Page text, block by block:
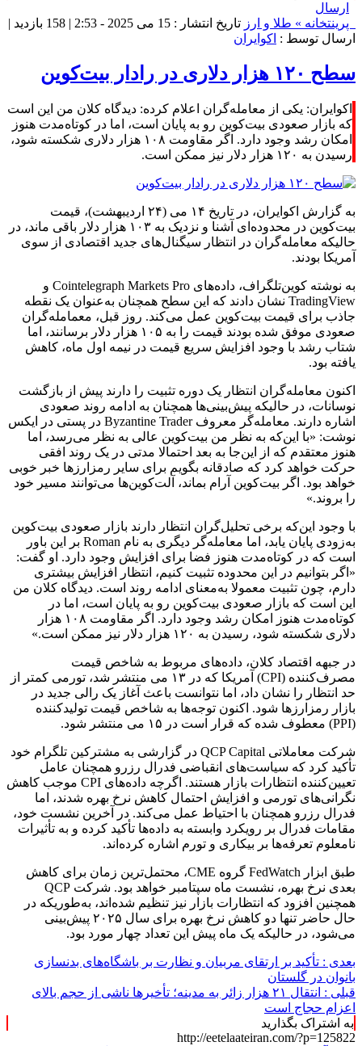
ارسال
پرینتخانه » طلا و ارز تاریخ انتشار : 15 می 2025 - 2:53 | 158 بازدید
|
ارسال توسط : اکوایران
سطح ۱۲۰ هزار دلاری در رادار بیت‌کوین
اکوایران: یکی از معامله‌گران اعلام کرده: دیدگاه کلان من این است
که بازار صعودی بیت‌کوین رو به پایان است، اما در کوتاه‌مدت هنوز
امکان رشد وجود دارد. اگر مقاومت ۱۰۸ هزار دلاری شکسته شود،
رسیدن به ۱۲۰ هزار دلار نیز ممکن است.
به گزارش اکوایران، در تاریخ ۱۴ می (۲۴ اردیبهشت)، قیمت
بیت‌کوین در محدوده‌ای آشنا و نزدیک به ۱۰۳ هزار دلار باقی ماند، در
حالیکه معامله‌گران در انتظار سیگنال‌های جدید اقتصادی از سوی
آمریکا بودند.
به نوشته کوین‌تلگراف، داده‌های Cointelegraph Markets Pro و
TradingView نشان دادند که این سطح همچنان به‌عنوان یک نقطه
جاذب برای قیمت بیت‌کوین عمل می‌کند. روز قبل، معمامله‌گران
صعودی موفق شده بودند قیمت را به ۱۰۵ هزار دلار برسانند، اما
شتاب رشد با وجود افزایش سریع قیمت در نیمه اول ماه، کاهش
یافته بود.
اکنون معامله‌گران انتظار یک دوره تثبیت را دارند پیش از بازگشت
نوسانات، در حالیکه پیش‌بینی‌ها همچنان به ادامه روند صعودی
اشاره دارند. معامله‌گر معروف Byzantine Trader در پستی در ایکس
نوشت: «با این‌که به نظر من بیت‌کوین عالی به نظر می‌رسد، اما
هنوز معتقدم که از این‌جا به بعد احتمالا مدتی در یک روند افقی
حرکت خواهد کرد که صادقانه بگویم برای سایر رمزارزها خبر خوبی
خواهد بود. اگر بیت‌کوین آرام بماند، آلت‌کوین‌ها می‌توانند مسیر خود
را بروند.»
با وجود این‌که برخی تحلیل‌گران انتظار دارند بازار صعودی بیت‌کوین
به‌زودی پایان یابد، اما معامله‌گر دیگری به نام Roman بر این باور
است که در کوتاه‌مدت هنوز فضا برای افزایش وجود دارد. او گفت:
«اگر بتوانیم در این محدوده تثبیت کنیم، انتظار افزایش بیشتری
دارم، چون تثبیت معمولا به‌معنای ادامه روند است. دیدگاه کلان من
این است که بازار صعودی بیت‌کوین رو به پایان است، اما در
کوتاه‌مدت هنوز امکان رشد وجود دارد. اگر مقاومت ۱۰۸ هزار
دلاری شکسته شود، رسیدن به ۱۲۰ هزار دلار نیز ممکن است.»
در جبهه اقتصاد کلان، داده‌های مربوط به شاخص قیمت
مصرف‌کننده (CPI) آمریکا که در ۱۳ می منتشر شد، تورمی کمتر از
حد انتظار را نشان داد، اما نتوانست باعث آغاز یک رالی جدید در
بازار رمزارزها شود. اکنون توجه‌ها به شاخص قیمت تولیدکننده
(PPI) معطوف شده که قرار است در ۱۵ می منتشر شود.
شرکت معاملاتی QCP Capital در گزارشی به مشترکین تلگرام خود
تأکید کرد که سیاست‌های انقباضی فدرال رزرو همچنان عامل
تعیین‌کننده انتظارات بازار هستند. اگرچه داده‌های CPI موجب کاهش
نگرانی‌های تورمی و افزایش احتمال کاهش نرخ بهره شدند، اما
فدرال رزرو همچنان با احتیاط عمل می‌کند. در آخرین نشست خود،
مقامات فدرال بر رویکرد وابسته به داده‌ها تأکید کرده و به تأثیرات
نامعلوم تعرفه‌ها بر بیکاری و تورم اشاره کرده‌اند.
طبق ابزار FedWatch گروه CME، محتمل‌ترین زمان برای کاهش
بعدی نرخ بهره، نشست ماه سپتامبر خواهد بود. شرکت QCP
همچنین افزود که انتظارات بازار نیز تنظیم شده‌اند، به‌طوریکه در
حال حاضر تنها دو کاهش نرخ بهره برای سال ۲۰۲۵ پیش‌بینی
می‌شود، در حالیکه یک ماه پیش این تعداد چهار مورد بود.
بعدی : تأکید بر ارتقای مربیان و نظارت بر باشگاه‌های بدنسازی
بانوان در گلستان
قبلی :
انتقال ۲۱ هزار زائر به مدینه؛ تأخیرها ناشی از حجم بالای
اعزام حجاج است
به اشتراک بگذارید
http://eetelaateiran.com/?p=125822